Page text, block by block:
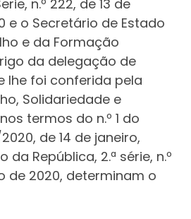
n.º 222, de 13 de
e o Secretário de Estado
e da Formação
da delegação de
lhe foi conferida pela
Solidariedade e
termos do n.º 1 do
de 14 de janeiro,
da República, 2.ª série, n.º
de 2020, determinam o